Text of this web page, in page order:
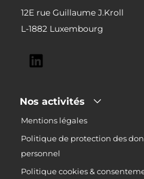
12E rue Guillaume J.Kroll
L-1882 Luxembourg
Nos activités
Mentions légales
Politique de protection des
personnel
Politique cookies &